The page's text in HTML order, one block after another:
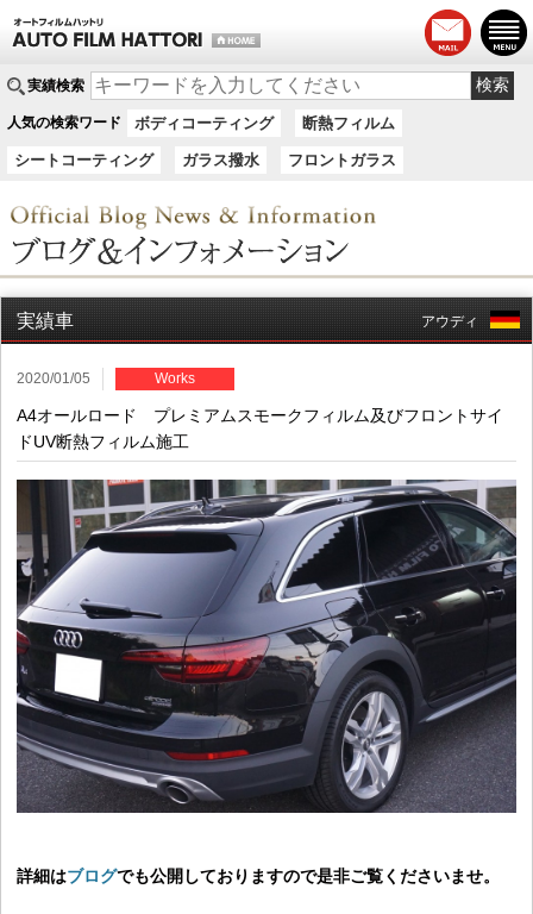
実績検索
人気の検索ワード ボディコーティング 断熱フィルム
シートコーティング ガラス撥水 フロントガラス
実績車 アウディ
2020/01/05 Works
A4オールロード プレミアムスモークフィルム及びフロントサイ
ドUV断熱フィルム施工
詳細はブログでも公開しておりますので是非ご覧くださいませ。